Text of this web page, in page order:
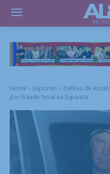
Home Esportes
Defesa de
por fraude fiscal na Espanha